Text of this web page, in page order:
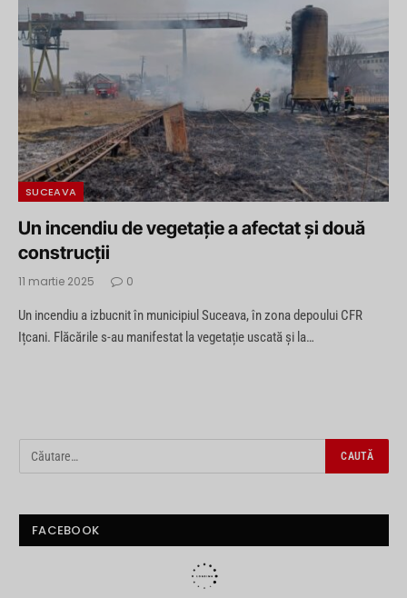
SUCEAVA
Un incendiu de vegetație a afectat și două
construcții
11 martie 2025 0
Un incendiu a izbucnit în municipiul Suceava, în zona depoului CFR
Ițcani. Flăcările s-au manifestat la vegetație uscată și la…
FACEBOOK